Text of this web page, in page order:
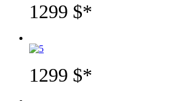
1299 $*
1299 $*